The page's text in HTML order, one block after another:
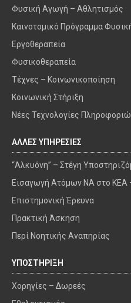
Φυσική Αγωγή – Αθλητισμός
Καινοτομικό Πρόγραμμα
Εργοθεραπεία
Φυσικοθεραπεία
Τέχνες – Κοινωνικοποίηση
Κοινωνική Στήριξη
Νέες Τεχνολογίες
ΑΛΛΕΣ ΥΠΗΡΕΣΙΕΣ
“Αλκυόνη” – Στέγη
Εισαγωγή Ατόμων ΝΑ στο ΚΕΑ
Επιστημονική Έρευνα
Πρακτική Άσκηση
Περί Νοητικής Αναπηρίας
ΥΠΟΣΤΗΡΙΞΗ
Χορηγίες – Δωρεές